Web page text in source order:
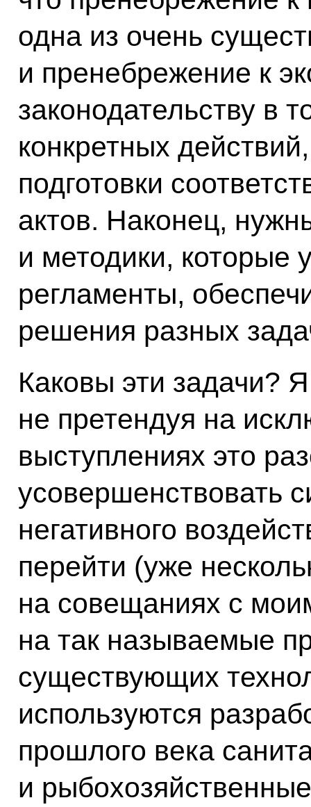
одна из очень
и пренебрежение к
законодательству в
конкретных
подготовки
актов. Наконец,
и методики, которые
регламенты,
решения разных
Каковы эти задачи?
не претендуя на
выступлениях это
усовершенствовать
негативного
перейти (уже
на совещаниях с
на так называемые
существующих
используются
прошлого века
и